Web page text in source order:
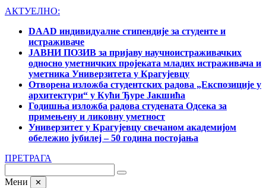
АКТУЕЛНО:
DAAD индивидуалне стипендије за студенте и
истраживаче
ЈАВНИ ПОЗИВ за пријаву научноистраживачких
односно уметничких пројеката младих истраживача и
уметника Универзитета у Крагујевцу
Отворена изложба студентских радова „Експозиције у
архитектури“ у Кући Ђуре Јакшића
Годишња изложба радова студената Одсека за
примењену и ликовну уметност
Универзитет у Крагујевцу свечаном академијом
обележио јубилеј – 50 година постојања
ПРЕТРАГА
Мени ✕